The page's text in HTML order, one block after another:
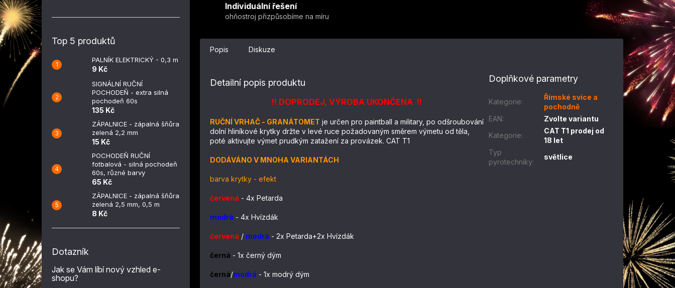
Top 5 produktů
PALNÍK ELEKTRICKÝ - 0,3 m
9 Kč
SIGNÁLNÍ RUČNÍ
POCHODEŇ - extra silná
pochodeň 60s
135 Kč
ZÁPALNICE - zápalná šňůra
zelená 2,2 mm
15 Kč
POCHODEŇ RUČNÍ
fotbalová - silná pochodeň
60s, různé barvy
65 Kč
ZÁPALNICE - zápalná šňůra
zelená 2,5 mm, 0,5 m
8 Kč
Dotazník
Jak se Vám líbí nový vzhled e-
shopu?
Individuální řešení
ohňostroj přizpůsobíme na míru
Popis Diskuze
Detailní popis produktu
!! DOPRODEJ, VÝROBA UKONČENA !!
RUČNÍ VRHAČ - GRANÁTOMET je určen pro paintball a military, po odšroubování
dolní hliníkové krytky držte v levé ruce požadovaným směrem výmetu od těla,
poté aktivujte výmet prudkým zatažení za provázek. CAT T1
DODÁVÁNO V MNOHA VARIANTÁCH
barva krytky - efekt
červená - 4x Petarda
modrá - 4x Hvízdák
červená / modrá - 2x Petarda+2x Hvízdák
černá - 1x černý dým
černá/modrá - 1x modrý dým
Doplňkové parametry
Kategorie:
Římské svíce a
pochodně
EAN:
Zvolte variantu
Kategorie:
CAT T1 prodej od
18 let
Typ
pyrotechniky:
světlice